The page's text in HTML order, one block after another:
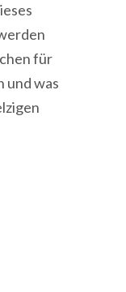
für
und was